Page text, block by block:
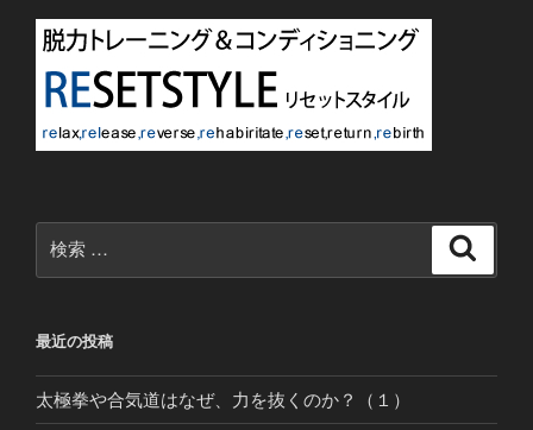
索:
最近の投稿
太極拳や合気道はなぜ、力を抜くのか？（１）